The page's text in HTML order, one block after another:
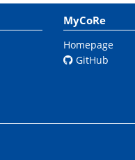
MyCoRe
Homepage
GitHub